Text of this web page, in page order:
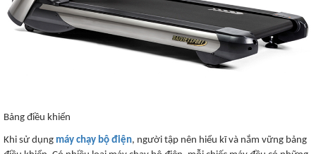
Bảng điều khiển
Khi sử dụng máy chạy bộ điện, người tập nên hiểu kĩ và nắm vững bảng